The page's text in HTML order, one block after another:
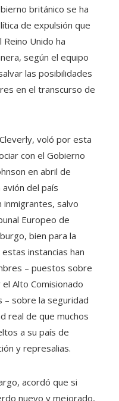
británico se ha
de expulsión que
Unido ha
según el equipo
las posibilidades
en el transcurso de
voló por esta
con el Gobierno
en abril de
del país
inmigrantes, salvo
Europeo de
bien para la
instancias han
– puestos sobre
Alto Comisionado
– sobre la seguridad
real de que muchos
a su país de
y represalias.
acordó que si
nuevo y mejorado,